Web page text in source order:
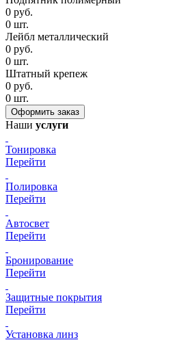
0 руб.
0 шт.
Лейбл металлический
0 руб.
0 шт.
Штатный крепеж
0 руб.
0 шт.
Наши услуги
Тонировка
Перейти
Полировка
Перейти
Автосвет
Перейти
Бронирование
Перейти
Защитные покрытия
Перейти
Установка линз